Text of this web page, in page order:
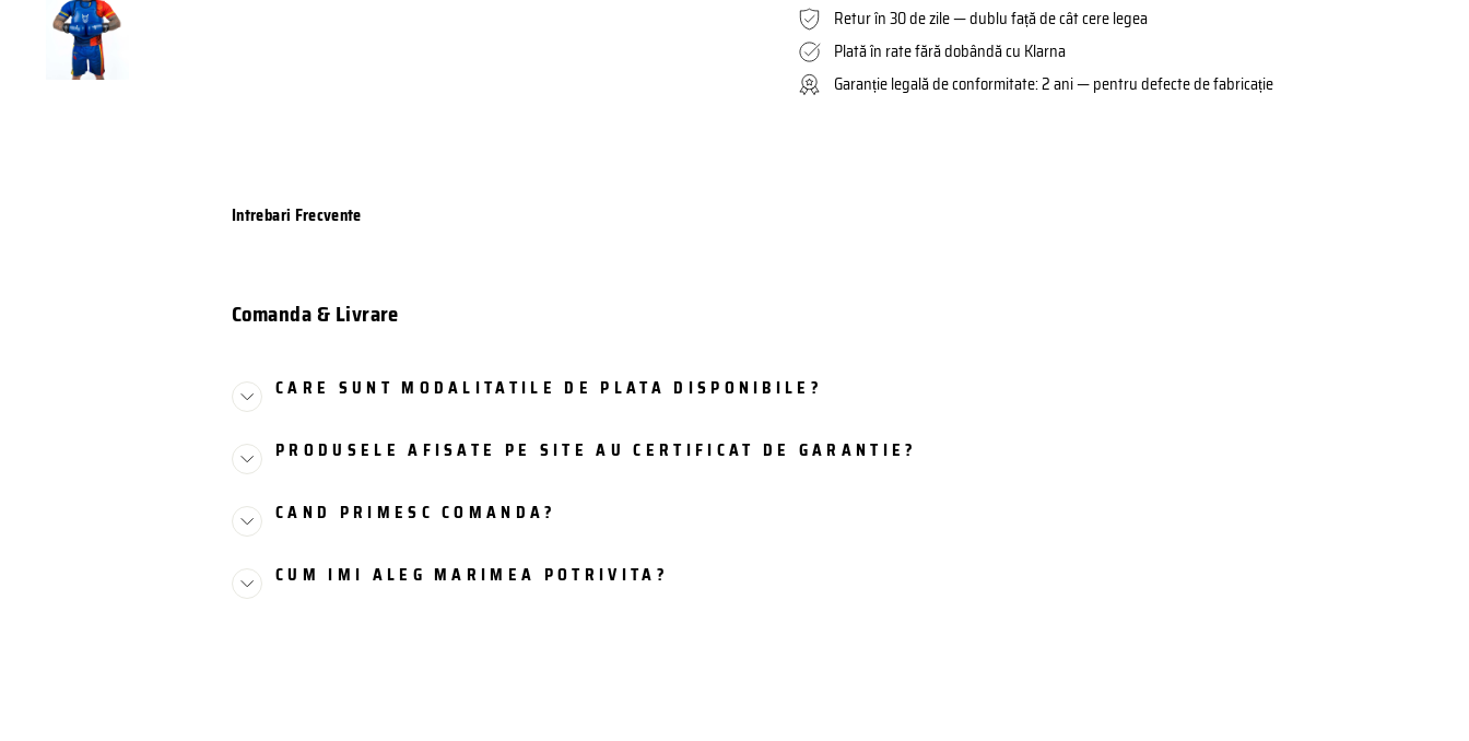
Retur în 30 de zile — dublu față de cât cere legea
Plată în rate fără dobândă cu Klarna
Garanție legală de conformitate: 2 ani — pentru defecte de fabricație
Intrebari Frecvente
Comanda & Livrare
CARE SUNT MODALITATILE DE PLATA DISPONIBILE?
PRODUSELE AFISATE PE SITE AU CERTIFICAT DE GARANTIE?
CAND PRIMESC COMANDA?
CUM IMI ALEG MARIMEA POTRIVITA?